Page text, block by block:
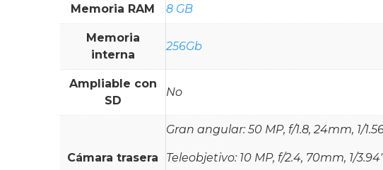
Memoria RAM 8 GB
Memoria
interna
256Gb
Ampliable con
SD
No
Cámara trasera
Gran angular: 50 MP, f/1.8, 24mm, 1/
Teleobjetivo: 10 MP, f/2.4, 70mm, 1/